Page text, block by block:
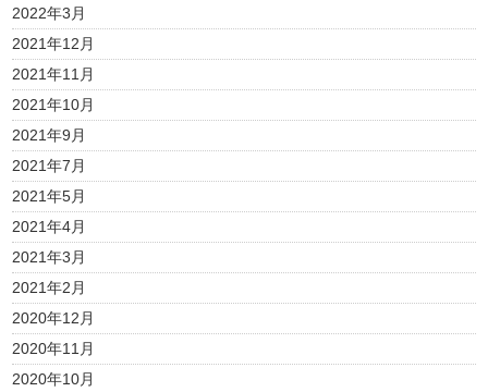
2022年3月
2021年12月
2021年11月
2021年10月
2021年9月
2021年7月
2021年5月
2021年4月
2021年3月
2021年2月
2020年12月
2020年11月
2020年10月